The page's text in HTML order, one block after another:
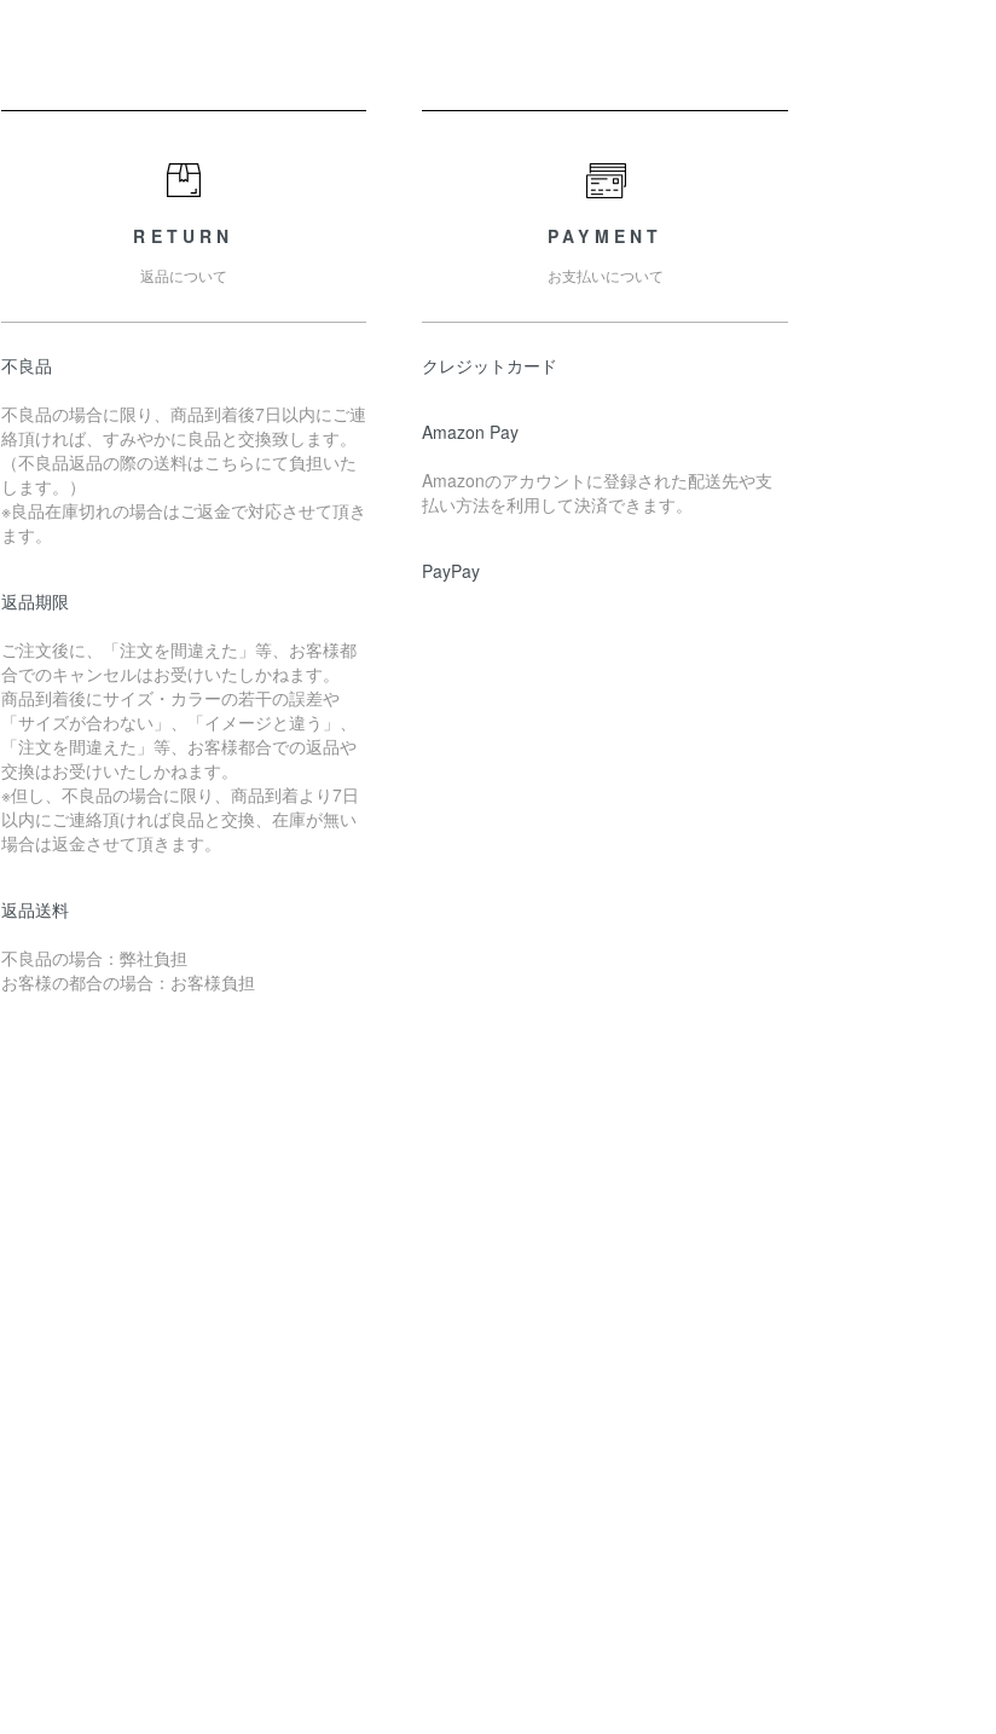
RETURN
返品について
不良品
不良品の場合に限り、商品到着後7日以内にご連
絡頂ければ、すみやかに良品と交換致します。
（不良品返品の際の送料はこちらにて負担いた
します。）
※良品在庫切れの場合はご返金で対応させて頂き
ます。
返品期限
ご注文後に、「注文を間違えた」等、お客様都
合でのキャンセルはお受けいたしかねます。
商品到着後にサイズ・カラーの若干の誤差や
「サイズが合わない」、「イメージと違う」、
「注文を間違えた」等、お客様都合での返品や
交換はお受けいたしかねます。
※但し、不良品の場合に限り、商品到着より7日
以内にご連絡頂ければ良品と交換、在庫が無い
場合は返金させて頂きます。
返品送料
不良品の場合：弊社負担
お客様の都合の場合：お客様負担
PAYMENT
お支払いについて
クレジットカード
Amazon Pay
Amazonのアカウントに登録された配送先や支
払い方法を利用して決済できます。
PayPay